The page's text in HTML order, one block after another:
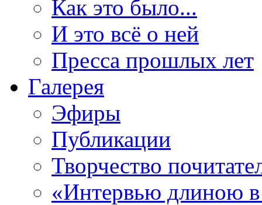
Как это было...
И это всё о ней
Пресса прошлых лет
Галерея
Эфиры
Публикации
Творчество
«Интервью длиною